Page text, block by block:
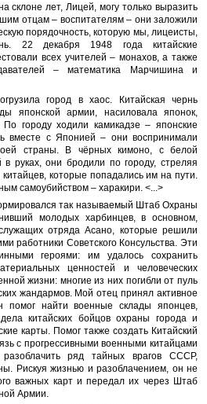
склоне лет, Лицей, могу только выразить
отцам – воспитателям – они заложили
порядочность, которую мы, лицеисты,
22 декабря 1948 года китайские
всех учителей – монахов, а также
– математика Марчишина и
город в хаос. Китайская чернь
японской армии, насиловала японок,
городу ходили камикадзе – японские
вместе с Японией – они воспринимали
страны. В чёрных кимоно, с белой
в руках, они бродили по городу, стреляя
которые попадались им на пути.
самоубийством – харакири. <...>
так называемый Штаб Охраны
молодых харбинцев, в основном,
отряда Асано, которые решили
работники Советского Консульства. Эти
героями: им удалось сохранить
ценностей и человеческих
жизни: многие из них погибли от пуль
жандармов. Мой отец принял активное
найти военные склады японцев,
китайских бойцов охраны города и
карты. Помог также создать Китайский
с прогрессивными военными китайцами
ряд тайных врагов СССР,
Рискуя жизнью и разоблачением, он не
важных карт и передал их через Штаб
Армии.